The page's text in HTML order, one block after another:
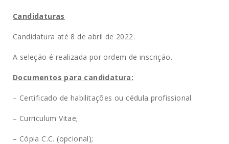
Candidaturas
Candidatura até 8 de abril de 2022.
A seleção é realizada por ordem de inscrição.
Documentos para candidatura:
– Certificado de habilitações ou cédula profissional
– Curriculum Vitae;
– Cópia C.C. (opcional);